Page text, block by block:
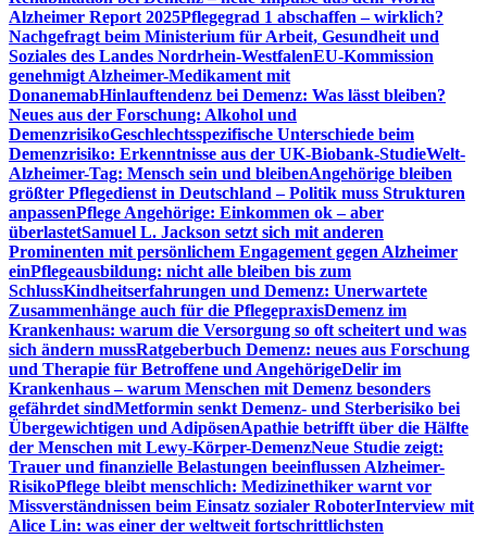
Alzheimer Report 2025Pflegegrad 1 abschaffen – wirklich?
Nachgefragt beim Ministerium für Arbeit, Gesundheit und
Soziales des Landes Nordrhein-WestfalenEU-Kommission
genehmigt Alzheimer-Medikament mit
DonanemabHinlauftendenz bei Demenz: Was lässt bleiben?
Neues aus der Forschung: Alkohol und
DemenzrisikoGeschlechtsspezifische Unterschiede beim
Demenzrisiko: Erkenntnisse aus der UK-Biobank-StudieWelt-
Alzheimer-Tag: Mensch sein und bleibenAngehörige bleiben
größter Pflegedienst in Deutschland – Politik muss Strukturen
anpassenPflege Angehörige: Einkommen ok – aber
überlastetSamuel L. Jackson setzt sich mit anderen
Prominenten mit persönlichem Engagement gegen Alzheimer
einPflegeausbildung: nicht alle bleiben bis zum
SchlussKindheitserfahrungen und Demenz: Unerwartete
Zusammenhänge auch für die PflegepraxisDemenz im
Krankenhaus: warum die Versorgung so oft scheitert und was
sich ändern mussRatgeberbuch Demenz: neues aus Forschung
und Therapie für Betroffene und AngehörigeDelir im
Krankenhaus – warum Menschen mit Demenz besonders
gefährdet sindMetformin senkt Demenz- und Sterberisiko bei
Übergewichtigen und AdipösenApathie betrifft über die Hälfte
der Menschen mit Lewy-Körper-DemenzNeue Studie zeigt:
Trauer und finanzielle Belastungen beeinflussen Alzheimer-
RisikoPflege bleibt menschlich: Medizinethiker warnt vor
Missverständnissen beim Einsatz sozialer RoboterInterview mit
Alice Lin: was einer der weltweit fortschrittlichsten